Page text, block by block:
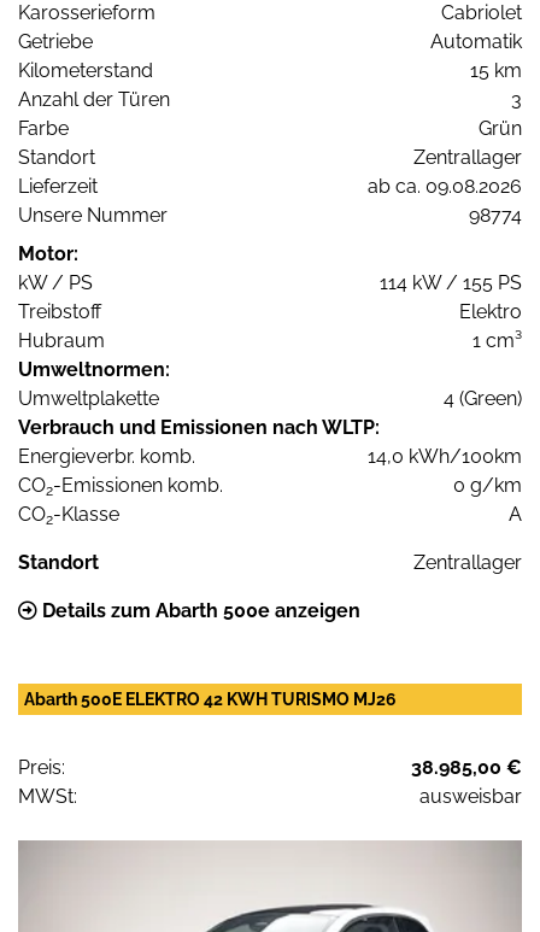
Karosserieform
Cabriolet
Getriebe
Automatik
Kilometerstand
15 km
Anzahl der Türen
3
Farbe
Grün
Standort
Zentrallager
Lieferzeit
ab ca. 09.08.2026
Unsere Nummer
98774
Motor:
kW / PS
114 kW / 155 PS
Treibstoff
Elektro
Hubraum
1 cm³
Umweltnormen:
Umweltplakette
4 (Green)
Verbrauch und Emissionen nach WLTP:
Energieverbr. komb.
14,0 kWh/100km
CO2-Emissionen komb.
0 g/km
CO2-Klasse A
Standort Zentrallager
Details zum Abarth 500e anzeigen
Abarth 500E ELEKTRO 42 KWH TURISMO MJ26
Preis:
38.985,00 €
MWSt:
ausweisbar